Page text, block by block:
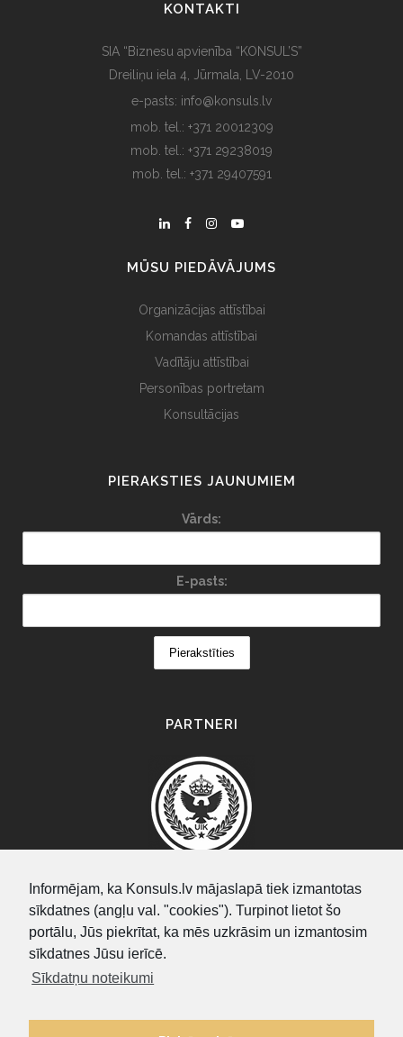
Informējam, ka Konsuls.lv mājaslapā tiek izmantotas
sīkdatnes (angļu val. "cookies"). Turpinot lietot šo
portālu, Jūs piekrītat, ka mēs uzkrāsim un izmantosim
sīkdatnes Jūsu ierīcē.
Sīkdatņu noteikumi
KONTAKTI
SIA “Biznesu apvienība “KONSUL’S”
Dreiliņu iela 4, Jūrmala, LV-2010
e-pasts: info@konsuls.lv
mob. tel.: +371 20012309
mob. tel.: +371 29238019
mob. tel.: +371 29407591
MŪSU PIEDĀVĀJUMS
Organizācijas attīstībai
Komandas attīstībai
Vadītāju attīstībai
Personības portretam
Konsultācijas
PIERAKSTIES JAUNUMIEM
Vārds:
E-pasts:
PARTNERI
SEARCH